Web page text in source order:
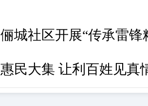
俪城社区开展“传承雷
惠民大集 让利百姓见真